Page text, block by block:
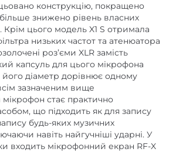
конструкцію, покращено
знижено рівень власних
Крім цього модель X1 S отримала
низьких частот та атенюатора
роз’єми XLR замість
капсуль для цього мікрофона
діаметр дорівнює одному
зазначеним вище
стає практично
що підходить як для запису
будь-яких музичних
навіть найгучніші ударні. У
входить мікрофонний екран RF-X